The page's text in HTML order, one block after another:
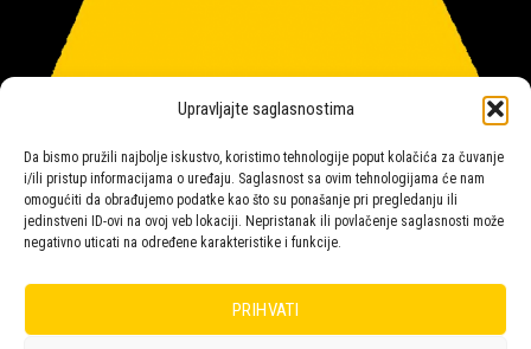
Upravljajte saglasnostima
Da bismo pružili najbolje iskustvo, koristimo tehnologije poput kolačića za čuvanje
i/ili pristup informacijama o uređaju. Saglasnost sa ovim tehnologijama će nam
omogućiti da obrađujemo podatke kao što su ponašanje pri pregledanju ili
jedinstveni ID-ovi na ovoj veb lokaciji. Nepristanak ili povlačenje saglasnosti može
negativno uticati na određene karakteristike i funkcije.
PRIHVATI